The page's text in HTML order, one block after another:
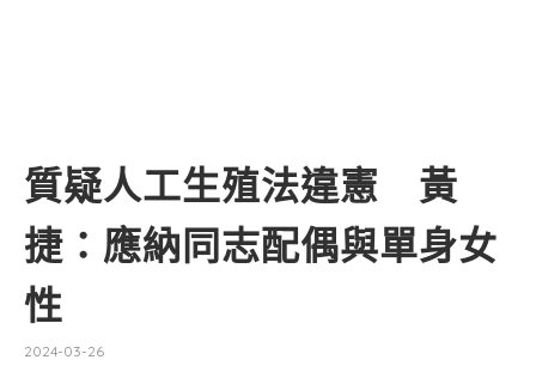
質疑人工生殖法違憲 黃
捷：應納同志配偶與單身女
性
2024-03-26